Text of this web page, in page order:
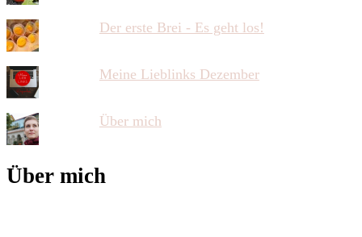
Der erste Brei - Es geht los!
Meine Lieblinks Dezember
Über mich
Über mich